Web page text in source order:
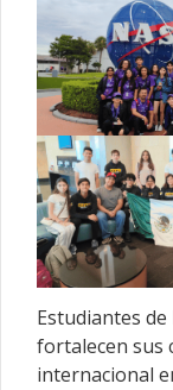
Estudiantes
fortalecen sus
internacional